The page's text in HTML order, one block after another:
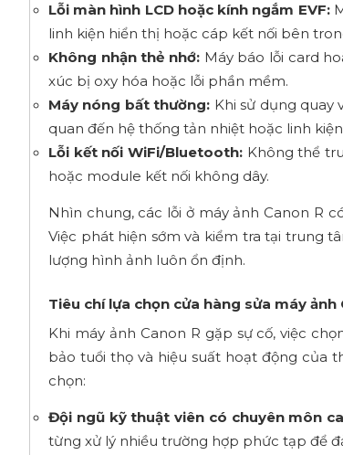
Lỗi màn hình LCD hoặc kính ngắm EVF:
linh kiện hiển thị hoặc cáp kết nối bên
Không nhận thẻ nhớ:Máy báo lỗi card
xúc bị oxy hóa hoặc lỗi phần mềm.
Máy nóng bất thường: Khi sử dụng quay
quan đến hệ thống tản nhiệt hoặc linh
Lỗi kết nối WiFi/Bluetooth:Không thể
hoặc module kết nối không dây.
Nhìn chung, các lỗi ở máy ảnh Canon R
Việc phát hiện sớm và kiểm tra tại trung
lượng hình ảnh luôn ổn định.
Tiêu chí lựa chọn cửa hàng sửa máy ảnh
Khi máy ảnh Canon R gặp sự cố, việc
bảo tuổi thọ và hiệu suất hoạt động của
chọn:
Đội ngũ kỹ thuật viên có chuyên môn
từng xử lý nhiều trường hợp phức tạp để